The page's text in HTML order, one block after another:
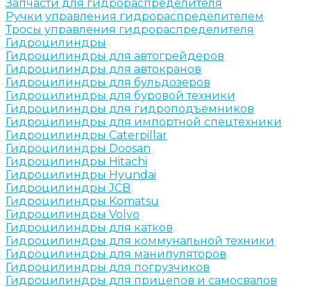
Запчасти для гидрораспределителя
Ручки управления гидрораспределителем
Тросы управления гидрораспределителя
Гидроцилиндры
Гидроцилиндры для автогрейдеров
Гидроцилиндры для автокранов
Гидроцилиндры для бульдозеров
Гидроцилиндры для буровой техники
Гидроцилиндры для гидроподъемников
Гидроцилиндры для импортной спецтехники
Гидроцилиндры Caterpillar
Гидроцилиндры Doosan
Гидроцилиндры Hitachi
Гидроцилиндры Hyundai
Гидроцилиндры JCB
Гидроцилиндры Komatsu
Гидроцилиндры Volvo
Гидроцилиндры для катков
Гидроцилиндры для коммунальной техники
Гидроцилиндры для манипуляторов
Гидроцилиндры для погрузчиков
Гидроцилиндры для прицепов и самосвалов